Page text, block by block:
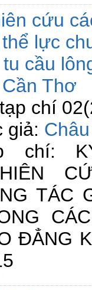
cứu
lực
tu cầu
Thơ
chí
giả:
chí:
TÁC
ĐẲNG